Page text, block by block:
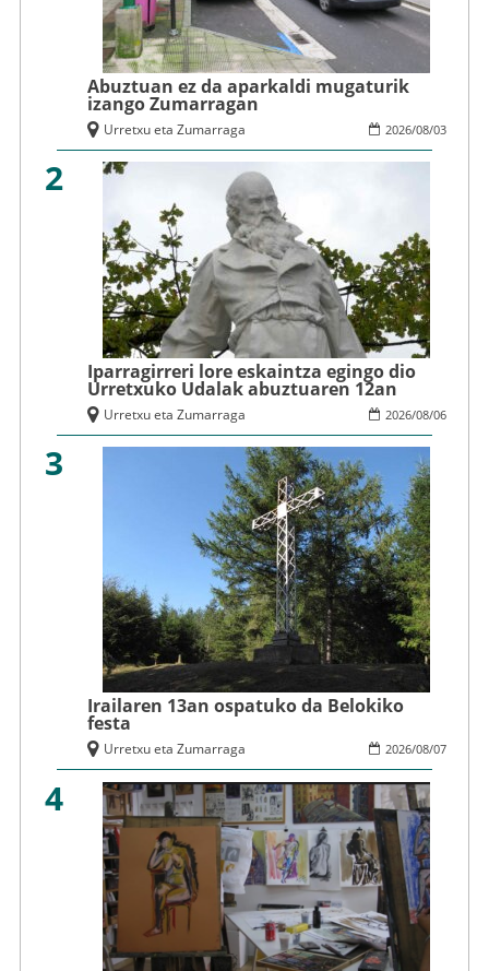
Abuztuan ez da aparkaldi mugaturik
izango Zumarragan
2026/08/03
Urretxu eta Zumarraga
2
Iparragirreri lore eskaintza egingo dio
Urretxuko Udalak abuztuaren 12an
2026/08/06
Urretxu eta Zumarraga
3
Irailaren 13an ospatuko da Belokiko
festa
2026/08/07
Urretxu eta Zumarraga
4